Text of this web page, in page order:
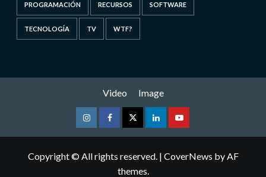
PROGRAMACIÓN RECURSOS SOFTWARE
TECNOLOGÍA TV WTF?
Video Image
InstagramFacebookTwitterLinkedinYoutube
Copyright © All rights reserved. | CoverNews by AF
themes.